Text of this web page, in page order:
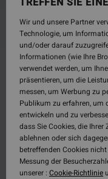
Wir und unsere Partner
Technologie, um
und/oder darauf
Informationen (wie Ihre
verwendet werden, um
präsentieren, um die
messen, um Werbung zu
Publikum zu erfahren, um
entwickeln und zu
dass Sie Cookies, die
ablehnen oder sich
betreffenden Cookies
Messung der
unserer : Cookie-Richtlinie